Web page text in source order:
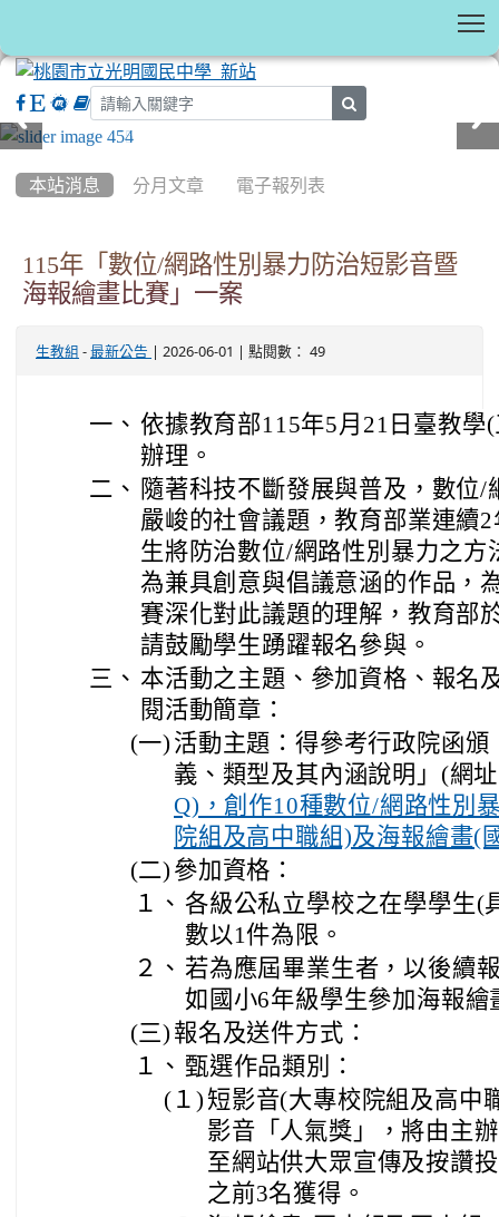
本站消息 分月文章 電子報列表
115年「數位/網路性別暴力防治短影音暨
海報繪畫比賽」一案
生教組 - 最新公告 | 2026-06-01 | 點閱數： 49
一、 依據教育部115年5月21日臺教學
辦理。
二、 隨著科技不斷發展與普及，數位
嚴峻的社會議題，教育部業連續
生將防治數位/網路性別暴力之方
為兼具創意與倡議意涵的作品，
賽深化對此議題的理解，教育部
請鼓勵學生踴躍報名參與。
三、 本活動之主題、參加資格、報名
閱活動簡章：
(一) 活動主題：得參考行政院函
義、類型及其內涵說明」(網
Q)，創作10種數位/網路性別
院組及高中職組)及海報繪畫(
(二) 參加資格：
１、 各級公私立學校之在學學生(
數以1件為限。
２、 若為應屆畢業生者，以後續
如國小6年級學生參加海報
(三) 報名及送件方式：
１、 甄選作品類別：
(１) 短影音(大專校院組及高中
影音「人氣獎」，將由主
至網站供大眾宣傳及按讚
之前3名獲得。